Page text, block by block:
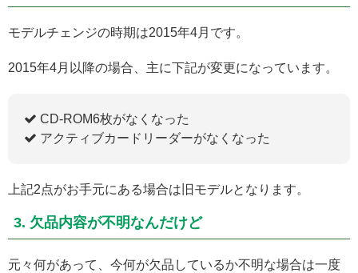
モデルチェンジの時期は2015年4月です。
2015年4月以降の場合、主に下記が変更になっています。
CD-ROM6枚がなくなった
アクティブカードリーダーがなくなった
上記2点がお手元にある場合は旧モデルとなります。
3. 欠品内容が不明なんだけど
元々何があって、今何が欠品しているか不明な場合は一度